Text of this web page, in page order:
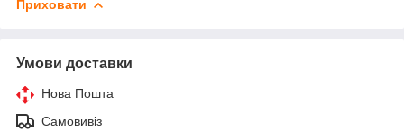
Приховати
Умови доставки
Нова Пошта
Самовивіз